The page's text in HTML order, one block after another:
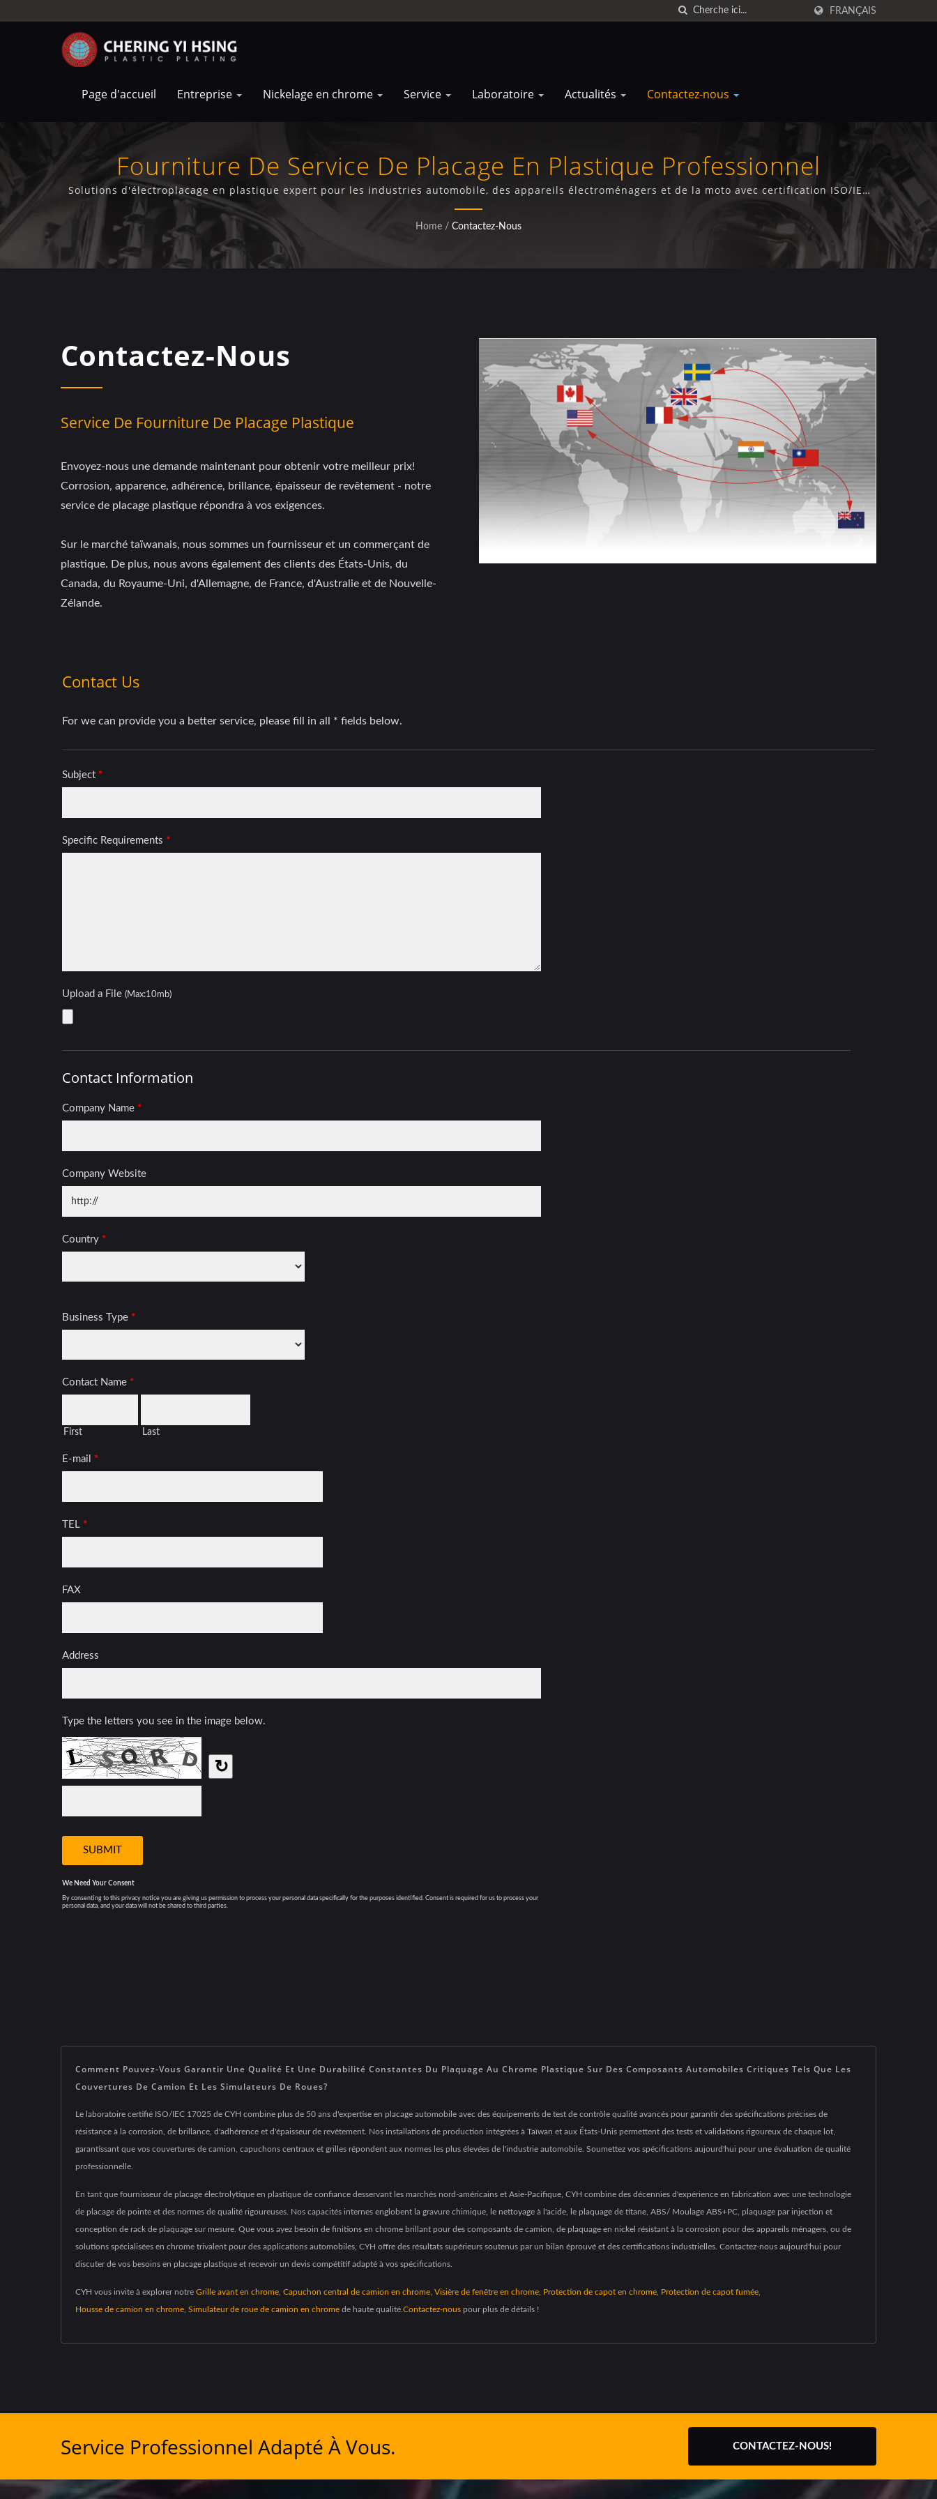
FRANÇAIS
Page d'accueil Entreprise Nickelage en chrome Service Laboratoire Actualités Contactez-nous
Fourniture De Service De Placage En Plastique Professionnel
Solutions d'électroplacage en plastique expert pour les industries automobile, des appareils électroménagers et de la moto avec certification ISO/IEC
17025 et portée mondiale
Home / Contactez-Nous
Contactez-Nous
Service De Fourniture De Placage Plastique
Envoyez-nous une demande maintenant pour obtenir votre meilleur prix!
Corrosion, apparence, adhérence, brillance, épaisseur de revêtement - notre
service de placage plastique répondra à vos exigences.
Sur le marché taïwanais, nous sommes un fournisseur et un commerçant de
plastique. De plus, nous avons également des clients des États-Unis, du
Canada, du Royaume-Uni, d'Allemagne, de France, d'Australie et de Nouvelle-
Zélande.
Comment Pouvez-Vous Garantir Une Qualité Et Une Durabilité Constantes Du Plaquage Au Chrome Plastique Sur Des Composants Automobiles Critiques Tels Que Les
Couvertures De Camion Et Les Simulateurs De Roues?
Le laboratoire certifié ISO/IEC 17025 de CYH combine plus de 50 ans d'expertise en placage automobile avec des équipements de test de contrôle qualité avancés pour garantir des spécifications précises de
résistance à la corrosion, de brillance, d'adhérence et d'épaisseur de revêtement. Nos installations de production intégrées à Taïwan et aux États-Unis permettent des tests et validations rigoureux de chaque lot,
garantissant que vos couvertures de camion, capuchons centraux et grilles répondent aux normes les plus élevées de l'industrie automobile. Soumettez vos spécifications aujourd'hui pour une évaluation de qualité
professionnelle.
En tant que fournisseur de placage électrolytique en plastique de confiance desservant les marchés nord-américains et Asie-Pacifique, CYH combine des décennies d'expérience en fabrication avec une technologie
de placage de pointe et des normes de qualité rigoureuses. Nos capacités internes englobent la gravure chimique, le nettoyage à l'acide, le plaquage de titane, ABS/ Moulage ABS+PC, plaquage par injection et
conception de rack de plaquage sur mesure. Que vous ayez besoin de finitions en chrome brillant pour des composants de camion, de plaquage en nickel résistant à la corrosion pour des appareils ménagers, ou de
solutions spécialisées en chrome trivalent pour des applications automobiles, CYH offre des résultats supérieurs soutenus par un bilan éprouvé et des certifications industrielles. Contactez-nous aujourd'hui pour
discuter de vos besoins en placage plastique et recevoir un devis compétitif adapté à vos spécifications.
CYH vous invite à explorer notre Grille avant en chrome Capuchon central de camion en chrome Visière de fenêtre en chrome Protection de capot en chrome Protection de capot fumée
Housse de camion en chrome Simulateur de roue de camion en chrome de haute qualité. Contactez-nous pour plus de détails !
Service Professionnel Adapté À Vous. CONTACTEZ-NOUS!